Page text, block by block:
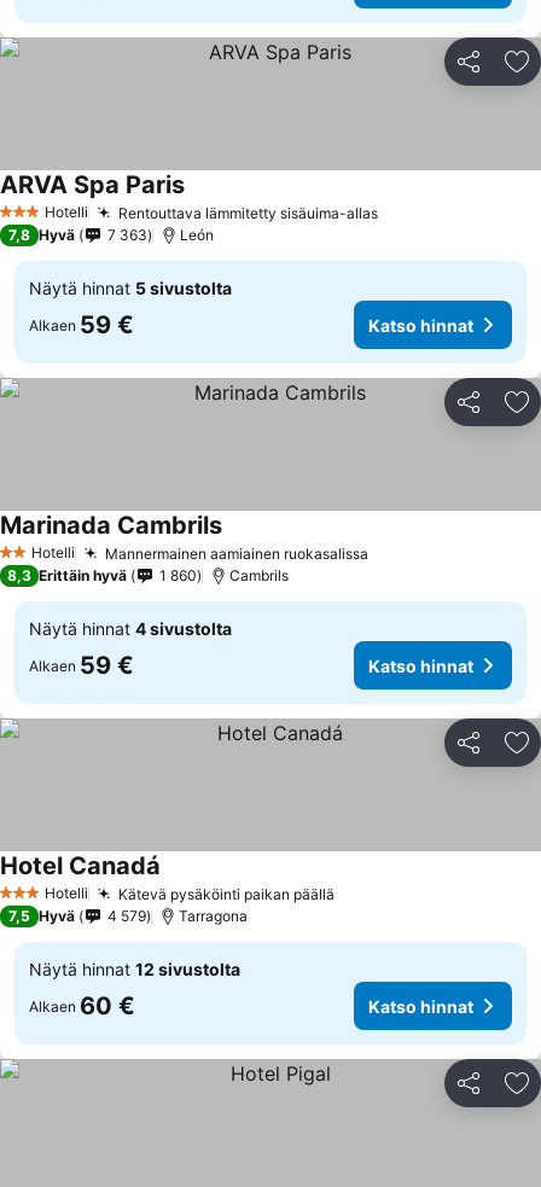
Jaa
3 Tähtiluokitus
Hotelli Rentouttava lämmitetty sisäuima-allas
ARVA Spa Paris
7,8 Hyvä 7 363 León
Näytä hinnat 5 sivustolta
Alkaen 59 € Katso hinnat
Jaa
2 Tähtiluokitus
Hotelli Mannermainen aamiainen ruokasalissa
Marinada Cambrils
8,3 Erittäin hyvä 1 860 Cambrils
Näytä hinnat 4 sivustolta
Alkaen 59 € Katso hinnat
Jaa
3 Tähtiluokitus
Hotelli Kätevä pysäköinti paikan päällä
Hotel Canadá
7,5 Hyvä 4 579 Tarragona
Näytä hinnat 12 sivustolta
Alkaen 60 € Katso hinnat
Jaa